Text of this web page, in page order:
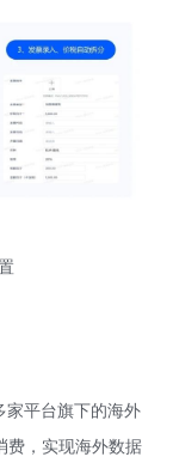
家平台旗下的海外
费，实现海外数据